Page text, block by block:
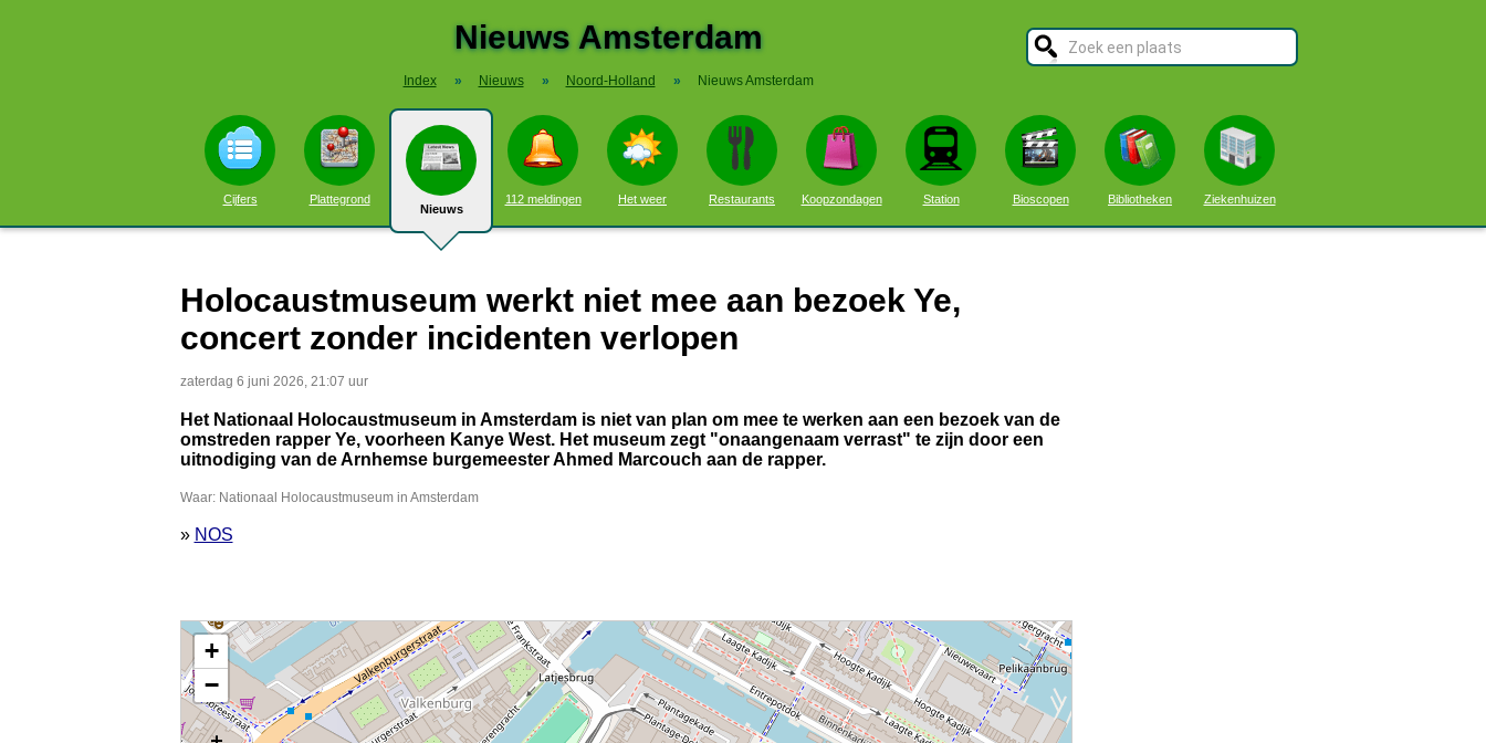
Nieuws Amsterdam
Index » Nieuws » Noord-Holland » Nieuws Amsterdam
Cijfers Plattegrond
Nieuws
112 meldingen Het weer Restaurants Koopzondagen Station Bioscopen Bibliotheken Ziekenhuizen
Holocaustmuseum werkt niet mee aan bezoek Ye,
concert zonder incidenten verlopen
zaterdag 6 juni 2026, 21:07 uur
Het Nationaal Holocaustmuseum in Amsterdam is niet van plan om mee te werken aan een bezoek van de
omstreden rapper Ye, voorheen Kanye West. Het museum zegt "onaangenaam verrast" te zijn door een
uitnodiging van de Arnhemse burgemeester Ahmed Marcouch aan de rapper.
Waar: Nationaal Holocaustmuseum in Amsterdam
» NOS
Kaart nieuws Amsterdam. Locatie nieuws: 52.36687 / 4.91101 Nationaal Holocaustmuseum
+
−